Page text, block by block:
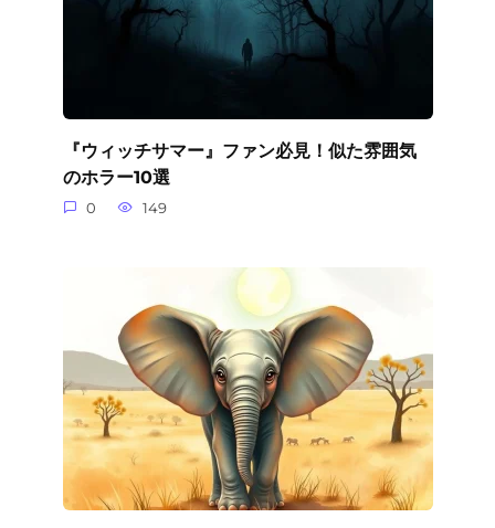
『ウィッチサマー』ファン必見！似た雰囲気
のホラー10選
0 149